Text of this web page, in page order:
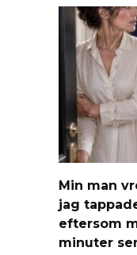
Min man
jag
eftersom
minuter